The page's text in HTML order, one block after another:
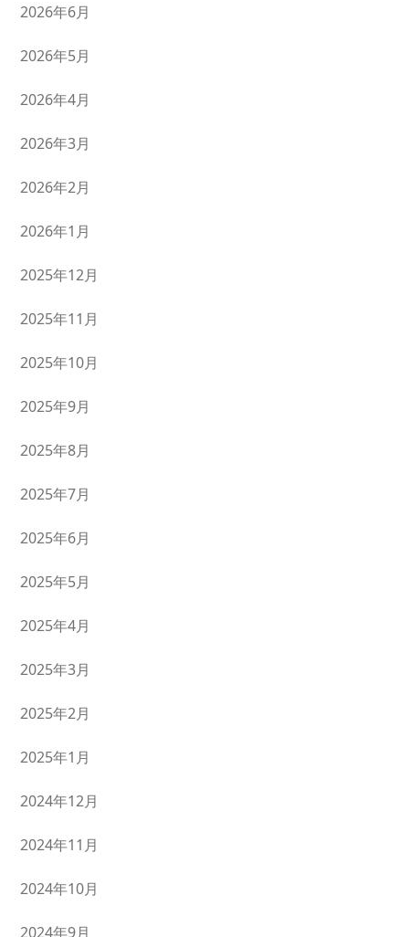
2026年6月
2026年5月
2026年4月
2026年3月
2026年2月
2026年1月
2025年12月
2025年11月
2025年10月
2025年9月
2025年8月
2025年7月
2025年6月
2025年5月
2025年4月
2025年3月
2025年2月
2025年1月
2024年12月
2024年11月
2024年10月
2024年9月